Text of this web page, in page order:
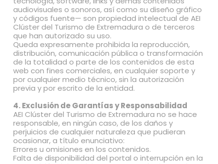
audiovisuales o sonoros, así como su diseño gráfico
y códigos fuente— son propiedad intelectual de AEI
Clúster del Turismo de Extremadura o de terceros
que han autorizado su uso.
Queda expresamente prohibida la reproducción,
distribución, comunicación pública o transformación
de la totalidad o parte de los contenidos de esta
web con fines comerciales, en cualquier soporte y
por cualquier medio técnico, sin la autorización
previa y por escrito de la entidad.
4. Exclusión de Garantías y Responsabilidad
AEI Clúster del Turismo de Extremadura no se hace
responsable, en ningún caso, de los daños y
perjuicios de cualquier naturaleza que pudieran
ocasionar, a título enunciativo:
Errores u omisiones en los contenidos.
Falta de disponibilidad del portal o interrupción en la